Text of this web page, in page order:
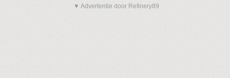
▼ Advertentie door Refinery89